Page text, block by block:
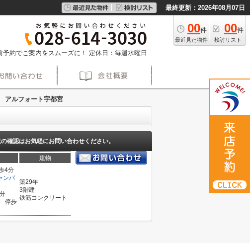
最終更新：2026年08月07日
00件
最近見た物件
00件
検討リスト
約でご案内をスムーズに！ 定休日：毎週水曜日
アルフォート宇都宮
確認はお気軽にお問い合わせください。
建物
4分
ンパ
停歩
築29年
3階建
鉄筋コンクリート